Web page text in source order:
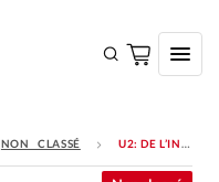
NON CLASSÉ U2: DE L’INNOCENCE À L’EXPÉRIENCE